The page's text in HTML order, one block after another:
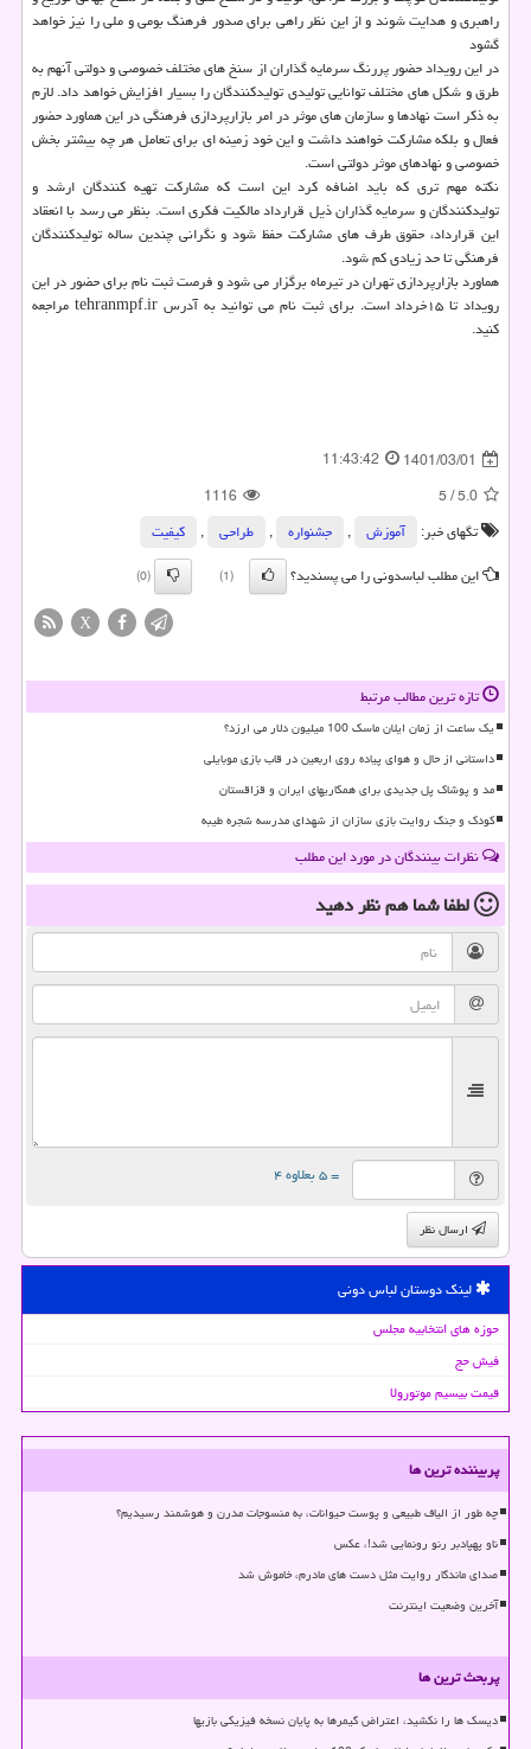
راهبری و هدایت شوند و از این نظر راهی برای صدور فرهنگ بومی و ملی را نیز خواهد
گشود
در این رویداد حضور پررنگ سرمایه گذاران از سنخ های مختلف خصوصی و دولتی آنهم به
طرق و شکل های مختلف توانایی تولیدی تولیدکنندگان را بسیار افزایش خواهد داد. لازم
به ذکر است نهادها و سازمان های موثر در امر بازارپردازی فرهنگی در این هماورد حضور
فعال و بلکه مشارکت خواهند داشت و این خود زمینه ای برای تعامل هر چه بیشتر بخش
خصوصی و نهادهای موثر دولتی است.
نکته مهم تری که باید اضافه کرد این است که مشارکت تهیه کنندگان ارشد و
تولیدکنندگان و سرمایه گذاران ذیل قرارداد مالکیت فکری است. بنظر می رسد با انعقاد
این قرارداد، حقوق طرف های مشارکت حفظ شود و نگرانی چندین ساله تولیدکنندگان
فرهنگی تا حد زیادی کم شود.
هماورد بازارپردازی تهران در تیرماه برگزار می شود و فرصت ثبت نام برای حضور در این
رویداد تا ۱۵خرداد است. برای ثبت نام می توانید به آدرس tehranmpf.ir مراجعه
کنید.
1401/03/01
11:43:42
5.0
/
5
1116
تگهای خبر:
آموزش , جشنواره , طراحی ,
كیفیت
این مطلب لباسدونی را می پسندید؟
(1)
(0)
X
تازه ترین مطالب مرتبط
یک ساعت از زمان ایلان ماسک 100 میلیون دلار می ارزد؟
داستانی از حال و هوای پیاده روی اربعین در قاب بازی موبایلی
مد و پوشاک پل جدیدی برای همکاریهای ایران و قزاقستان
کودک و جنگ روایت بازی سازان از شهدای مدرسه شجره طیبه
نظرات بینندگان در مورد این مطلب
لطفا شما همنظر دهید
= ۵ بعلاوه ۴
ارسال نظر
لینک دوستان لباس دونی
حوزه های انتخابیه مجلس
فیش حج
قیمت بیسیم موتورولا
پربیننده ترین ها
چه طور از الیاف طبیعی و پوست حیوانات، به منسوجات مدرن و هوشمند رسیدیم؟
ناو پهپادبر رنو رونمایی شد!، عکس
صدای ماندگار روایت مثل دست های مادرم، خاموش شد
آخرین وضعیت اینترنت
پربحث ترین ها
دیسک ها را نکشید، اعتراض گیمرها به پایان نسخه فیزیکی بازیها